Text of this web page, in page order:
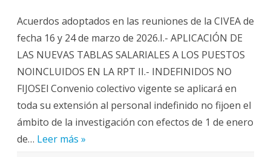
de
la
CIVEA
PTGAS-
L,
sobre
las
tablas
salariales.
Acuerdos adoptados en las reuniones de la CIVEA de
fecha 16 y 24 de marzo de 2026.I.- APLICACIÓN DE
LAS NUEVAS TABLAS SALARIALES A LOS PUESTOS
NOINCLUIDOS EN LA RPT II.- INDEFINIDOS NO
FIJOSEl Convenio colectivo vigente se aplicará en
toda su extensión al personal indefinido no fijoen el
ámbito de la investigación con efectos de 1 de enero
de… Leer más »